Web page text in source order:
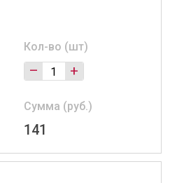
Кол-во (шт)
– +
Сумма (руб.)
141